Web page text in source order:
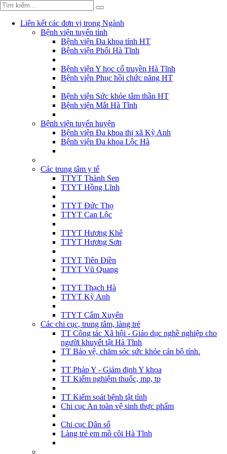
Liên kết các đơn vị trong Ngành
Bệnh viện tuyến tỉnh
Bệnh viện Đa khoa tỉnh HT
Bệnh viện Phổi Hà Tĩnh
Bệnh viện Y học cổ truyền Hà Tĩnh
Bệnh viện Phục hồi chức năng HT
Bệnh viện Sức khỏe tâm thần HT
Bệnh viện Mắt Hà Tĩnh
Bệnh viện tuyến huyện
Bệnh viện Đa khoa thị xã Kỳ Anh
Bệnh viện Đa khoa Lộc Hà
Các trung tâm y tế
TTYT Thành Sen
TTYT Hồng Lĩnh
TTYT Đức Thọ
TTYT Can Lộc
TTYT Hương Khê
TTYT Hương Sơn
TTYT Tiên Điền
TTYT Vũ Quang
TTYT Thạch Hà
TTYT Kỳ Anh
TTYT Cẩm Xuyên
Các chi cục, trung tâm, làng trẻ
TT Công tác Xã hội - Giáo dục nghề nghiệp cho
người khuyết tật Hà Tĩnh
TT Bảo vệ, chăm sóc sức khỏe cán bộ tỉnh.
TT Pháp Y - Giám định Y khoa
TT Kiểm nghiệm thuốc, mp, tp
TT Kiểm soát bệnh tật tỉnh
Chi cục An toàn vệ sinh thực phẩm
Chi cục Dân số
Làng trẻ em mồ côi Hà Tĩnh